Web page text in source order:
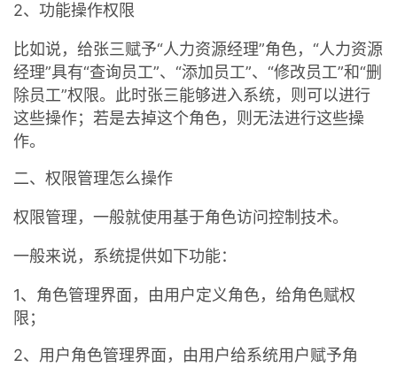
验
收
藏
议
2、功能操作权限
比如说，给张三赋予“人力资源经理”角色，“人力资源
经理”具有“查询员工”、“添加员工”、“修改员工”和“删
除员工”权限。此时张三能够进入系统，则可以进行
这些操作；若是去掉这个角色，则无法进行这些操
作。
二、权限管理怎么操作
权限管理，一般就使用基于角色访问控制技术。
一般来说，系统提供如下功能：
1、角色管理界面，由用户定义角色，给角色赋权
限；
2、用户角色管理界面，由用户给系统用户赋予角